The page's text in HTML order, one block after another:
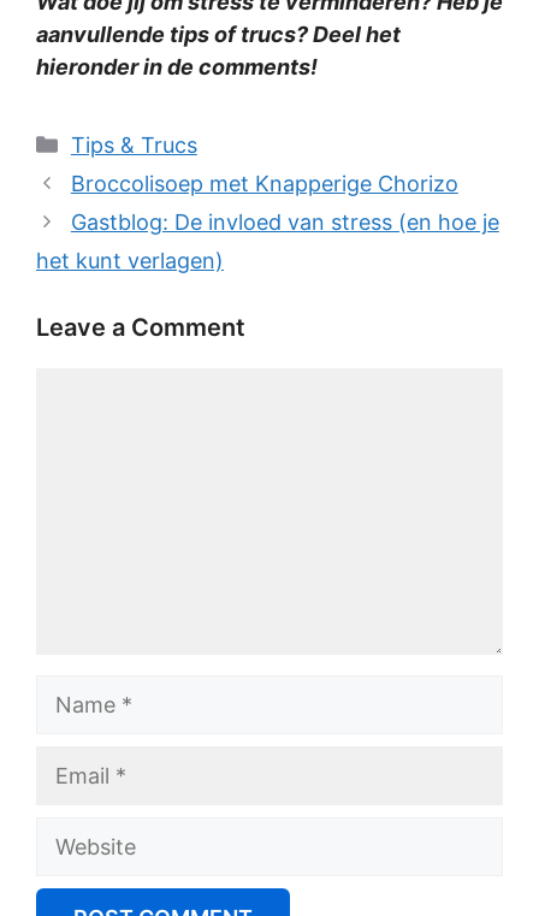
aanvullende tips of trucs? Deel het
hieronder in de comments!
Categories
Tips & Trucs
Broccolisoep met Knapperige Chorizo
Gastblog: De invloed van stress (en hoe je
het kunt verlagen)
Leave a Comment
Website